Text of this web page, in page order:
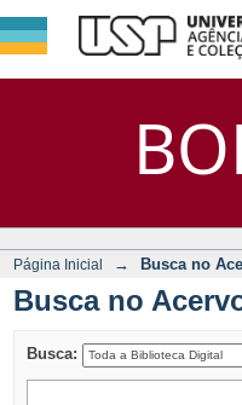
Busca
DSpace/
Página Inicial → Busca no
Busca no
Busca: